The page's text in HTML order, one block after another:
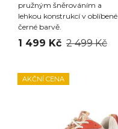
pružným šněrováním a
lehkou konstrukcí v oblíbené
černé barvě.
1 499 Kč 2 499 Kč
AKČNÍ CENA